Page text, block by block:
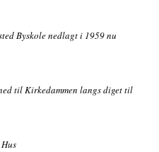
Byskole nedlagt i 1959 nu
til Kirkedammen langs diget til